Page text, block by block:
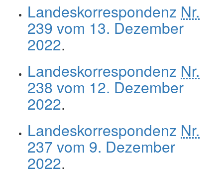
Landeskorrespondenz Nr.
239 vom 13. Dezember
2022.
Landeskorrespondenz Nr.
238 vom 12. Dezember
2022.
Landeskorrespondenz Nr.
237 vom 9. Dezember
2022.